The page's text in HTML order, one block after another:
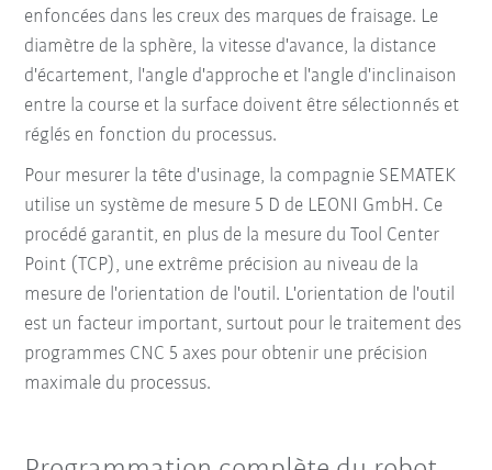
enfoncées dans les creux des marques de fraisage. Le
diamètre de la sphère, la vitesse d'avance, la distance
d'écartement, l'angle d'approche et l'angle d'inclinaison
entre la course et la surface doivent être sélectionnés et
réglés en fonction du processus.
Pour mesurer la tête d'usinage, la compagnie SEMATEK
utilise un système de mesure 5 D de LEONI GmbH. Ce
procédé garantit, en plus de la mesure du Tool Center
Point (TCP), une extrême précision au niveau de la
mesure de l'orientation de l'outil. L'orientation de l'outil
est un facteur important, surtout pour le traitement des
programmes CNC 5 axes pour obtenir une précision
maximale du processus.